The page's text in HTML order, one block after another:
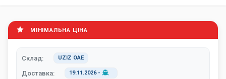
МІНІМАЛЬНА ЦІНА
Склад: UZIZ ОАЕ
Доставка: 19.11.2026-